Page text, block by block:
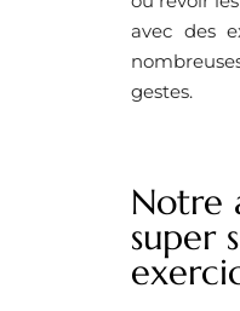
avec des
gestes.
Notre
super